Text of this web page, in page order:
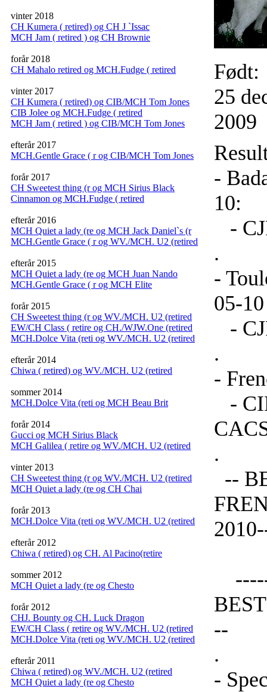
vinter 2018
CH Kumera ( retired) og CH J `Issac
MCH Jam ( retired ) og CH Brownie
forår 2018
CH Mahalo retired og MCH.Fudge ( retired
vinter 2017
CH Kumera ( retired) og CIB/MCH Tom Jones
CIB Jolee og MCH.Fudge ( retired
MCH Jam ( retired ) og CIB/MCH Tom Jones
efterår 2017
MCH.Gentle Grace ( r og CIB/MCH Tom Jones
forår 2017
CH Sweetest thing (r og MCH Sirius Black
Cinnamon og MCH.Fudge ( retired
efterår 2016
MCH Quiet a lady (re og MCH Jack Daniel`s (r
MCH.Gentle Grace ( r og WV./MCH. U2 (retired
efterår 2015
MCH Quiet a lady (re og MCH Juan Nando
MCH.Gentle Grace ( r og MCH Elite
forår 2015
CH Sweetest thing (r og WV./MCH. U2 (retired
EW/CH Class ( retire og CH./WJW.One (retired
MCH.Dolce Vita (reti og WV./MCH. U2 (retired
efterår 2014
Chiwa ( retired) og WV./MCH. U2 (retired
sommer 2014
MCH.Dolce Vita (reti og MCH Beau Brit
forår 2014
Gucci og MCH Sirius Black
MCH Galilea ( retire og WV./MCH. U2 (retired
vinter 2013
CH Sweetest thing (r og WV./MCH. U2 (retired
MCH Quiet a lady (re og CH Chai
forår 2013
MCH.Dolce Vita (reti og WV./MCH. U2 (retired
efterår 2012
Chiwa ( retired) og CH. Al Pacino(retire
sommer 2012
MCH Quiet a lady (re og Chesto
forår 2012
CHJ. Bounty og CH. Luck Dragon
EW/CH Class ( retire og WV./MCH. U2 (retired
MCH.Dolce Vita (reti og WV./MCH. U2 (retired
efterår 2011
Chiwa ( retired) og WV./MCH. U2 (retired
MCH Quiet a lady (re og Chesto
Født:
25
2009
-
10:
-
.
-
05-10
-
.
-
-
.
--
--
.
-